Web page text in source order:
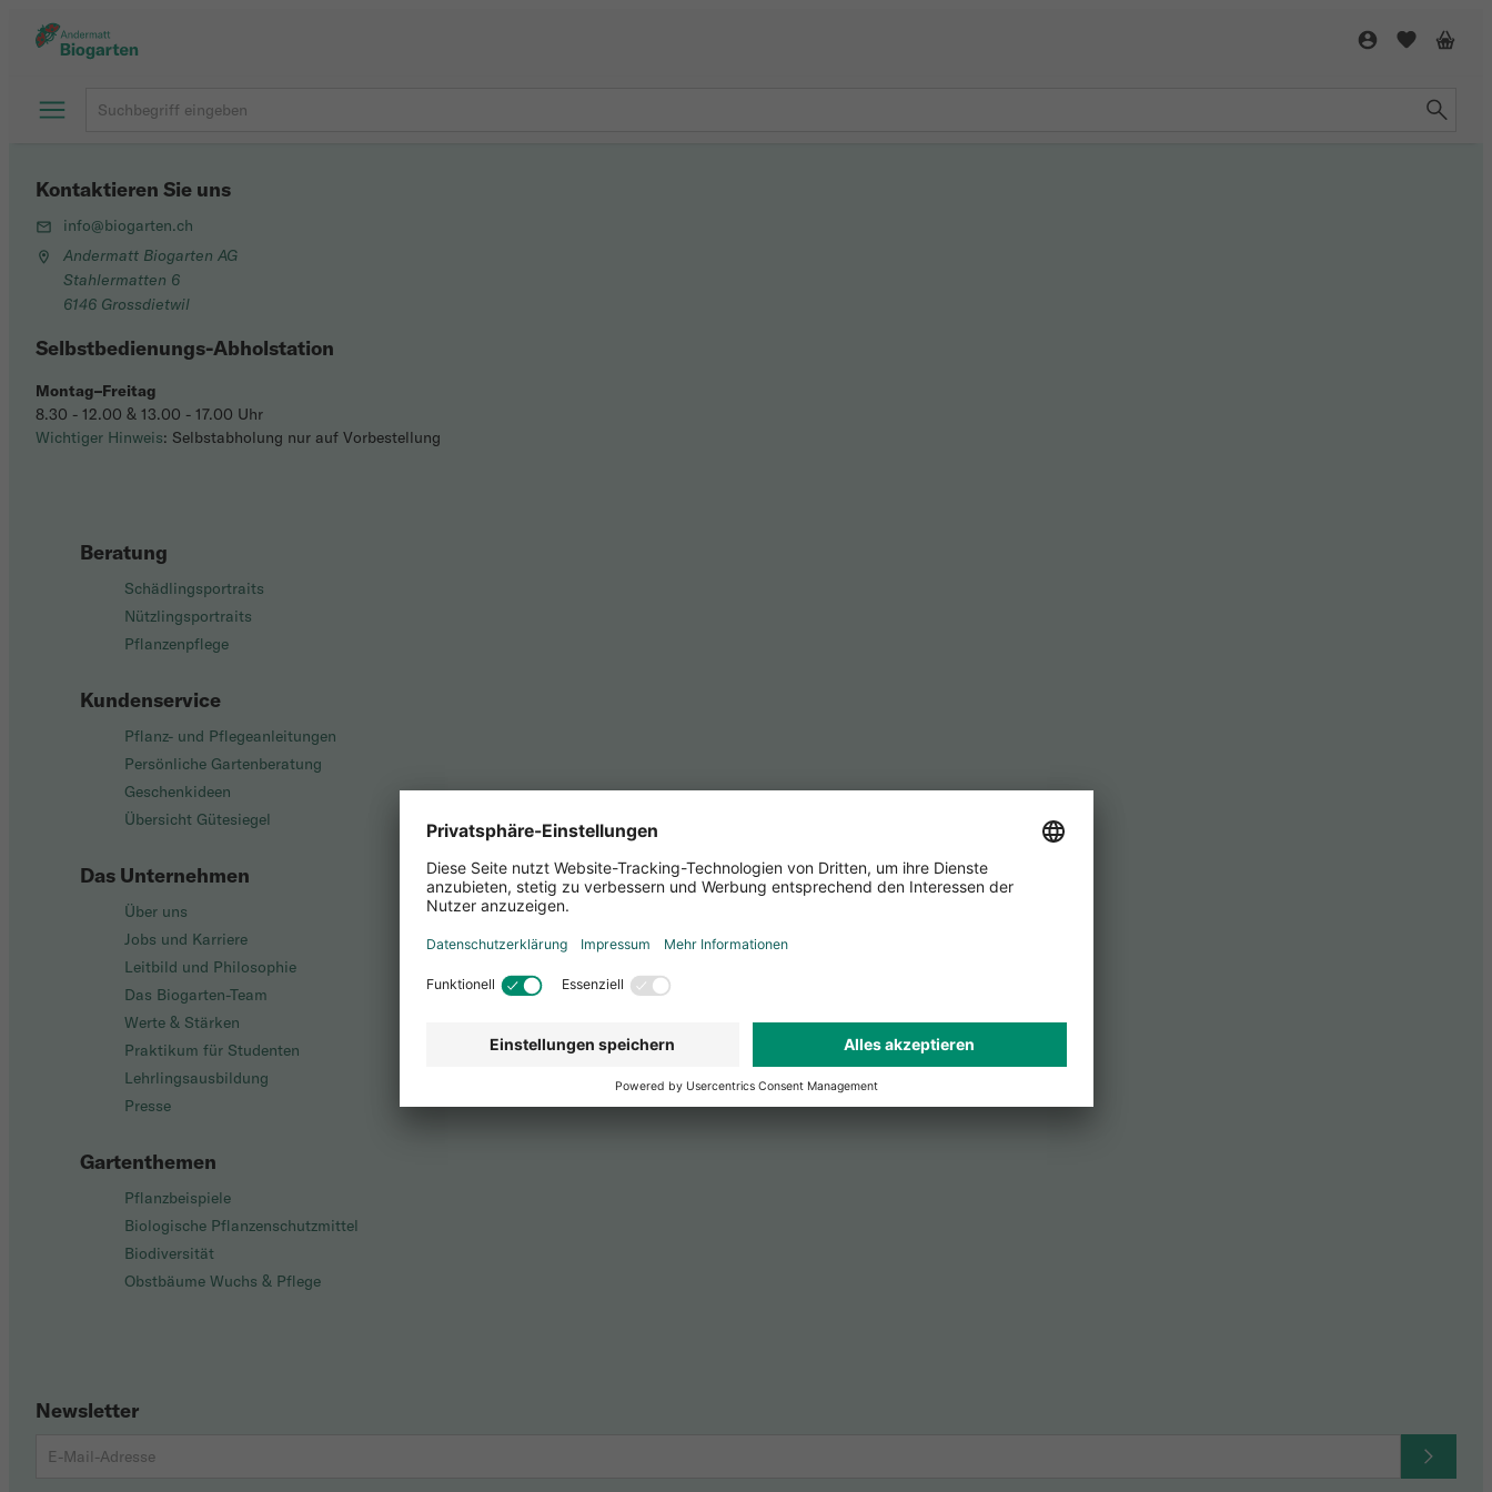
Beratung
Schädlingsportraits
Nützlingsportraits
Pflanzenpflege
Kundenservice
Pflanz- und Pflegeanleitungen
Persönliche Gartenberatung
Geschenkideen
Übersicht Gütesiegel
Das Unternehmen
Über uns
Jobs und Karriere
Leitbild und Philosophie
Das Biogarten-Team
Werte & Stärken
Praktikum für Studenten
Lehrlingsausbildung
Presse
Gartenthemen
Pflanzbeispiele
Biologische Pflanzenschutzmittel
Biodiversität
Obstbäume Wuchs & Pflege
Newsletter
Kontaktieren Sie uns
info@biogarten.ch
Andermatt Biogarten AG
Stahlermatten 6
6146 Grossdietwil
Selbstbedienungs-Abholstation
Montag–Freitag
8.30 - 12.00 & 13.00 - 17.00 Uhr
Wichtiger Hinweis: Selbstabholung nur auf Vorbestellung